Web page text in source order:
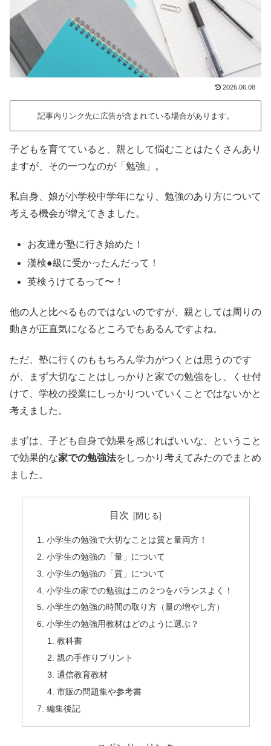
2026.06.08
記事内リンク先に広告が含まれている場合があります。
子どもを育てていると、親として悩むことはたくさんあり
ますが、その一つなのが「勉強」。
私自身、娘が小学校中学年になり、勉強のあり方について
考える機会が増えてきました。
お友達が塾に行き始めた！
漢検●級に受かったんだって！
英検うけてるって〜！
他の人と比べるものではないのですが、親としては周りの
動きが正直気になるところでもあるんですよね。
ただ、塾に行くのももちろん学力がつくとは思うのです
が、まず大切なことはしっかりと家での勉強をし、くせ付
けて、学校の授業にしっかりついていくことではないかと
考えました。
まずは、子ども自身で効果を感じればいいな、ということ
で効果的な家での勉強法をしっかり考えてみたのでまとめ
ました。
目次
小学生の勉強で大切なことは質と量両方！
小学生の勉強の「量」について
小学生の勉強の「質」について
小学生の家での勉強はこの２つをバランスよく！
小学生の勉強の時間の取り方（量の増やし方）
小学生の勉強用教材はどのように選ぶ？
教科書
親の手作りプリント
通信教育教材
市販の問題集や参考書
編集後記